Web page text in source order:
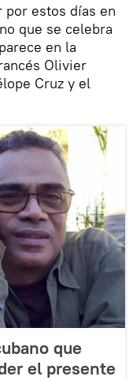
por estos días en
que se celebra
en la
Olivier
Cruz y el
que
el presente